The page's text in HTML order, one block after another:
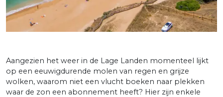
Aangezien het weer in de Lage Landen momenteel lijkt
op een eeuwigdurende molen van regen en grijze
wolken, waarom niet een vlucht boeken naar plekken
waar de zon een abonnement heeft? Hier zijn enkele